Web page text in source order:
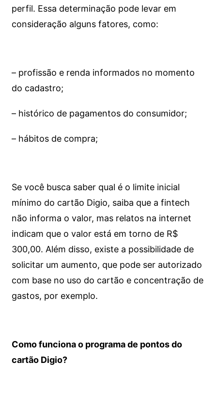
perfil. Essa determinação pode levar em
consideração alguns fatores, como:
– profissão e renda informados no momento
do cadastro;
– histórico de pagamentos do consumidor;
– hábitos de compra;
Se você busca saber qual é o limite inicial
mínimo do cartão Digio, saiba que a fintech
não informa o valor, mas relatos na internet
indicam que o valor está em torno de R$
300,00. Além disso, existe a possibilidade de
solicitar um aumento, que pode ser autorizado
com base no uso do cartão e concentração de
gastos, por exemplo.
Como funciona o programa de pontos do
cartão Digio?